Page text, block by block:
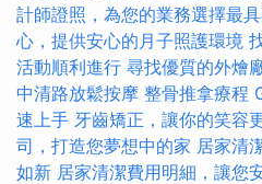
計師證照，為您的業務選擇最
心，提供安心的月子照護環境
活動順利進行 尋找優質的外燴
中清路放鬆按摩 整骨推拿療程
速上手 牙齒矯正，讓你的笑容
司，打造您夢想中的家 居家清
如新 居家清潔費用明細，讓您